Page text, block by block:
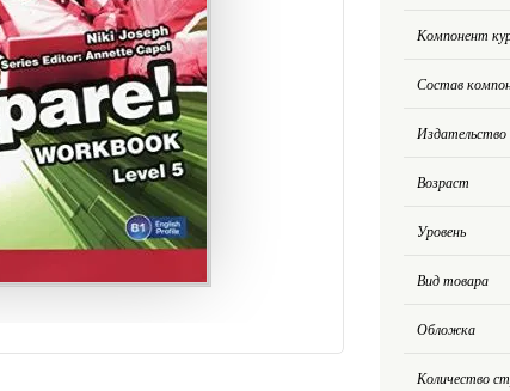
Компонент
Состав
Издательство
Возраст
Уровень
Вид товара
Обложка
Количество